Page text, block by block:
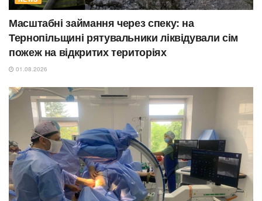
Масштабні займання через спеку: на
Тернопільщині рятувальники ліквідували сім
пожеж на відкритих територіях
01.08.2026